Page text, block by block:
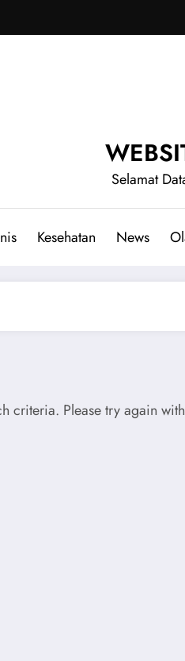
Selamat
Kesehatan News
criteria. Please try again